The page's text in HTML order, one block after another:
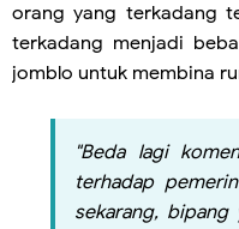
orang yang terkadang
terkadang menjadi
jomblo untuk membina
"Beda lagi
terhadap
sekarang, bipang